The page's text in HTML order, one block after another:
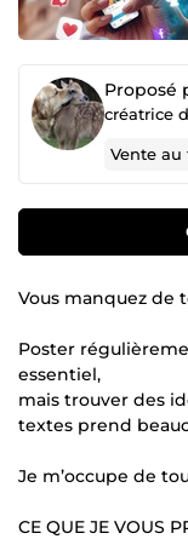
Proposé
Vente
Vous manquez de
Poster
essentiel,
mais trouver des
textes prend
Je m’occupe de
CE QUE JE VOUS